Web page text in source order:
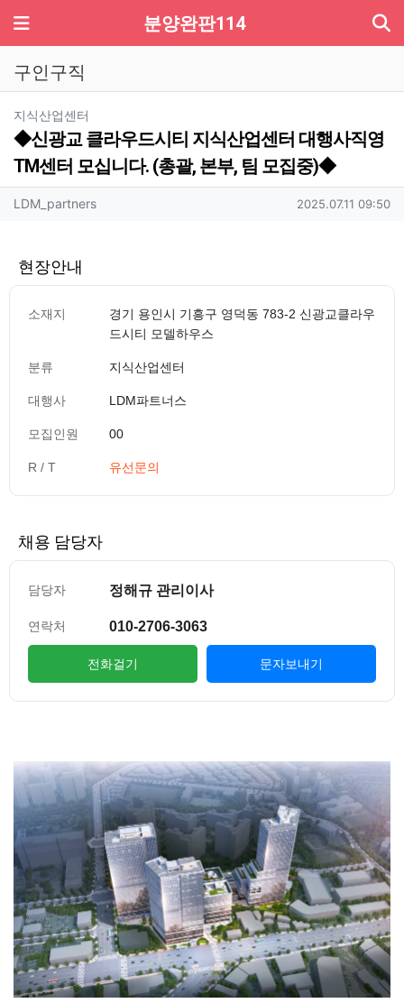
메뉴 분양완판114
구인구직
지식산업센터
◆신광교 클라우드시티 지식산업센터 대행사직영
TM센터 모십니다. (총괄, 본부, 팀 모집중)◆
작성자 정보
LDM_partners작성 작성일
2025.07.11 09:50
현장안내
소재지
경기 용인시 기흥구 영덕동 783-2 신광교클라우
드시티 모델하우스
분류 지식산업센터
대행사 LDM파트너스
모집인원 00
R / T 유선문의
채용 담당자
담당자 정해규 관리이사
연락처 010-2706-3063
전화걸기 문자보내기
본문